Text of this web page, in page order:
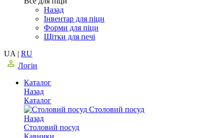
Назад
Інвентар для піци
Форми для піци
Щітки для печі
UA | RU
Логін
Каталог
Назад
Каталог
Столовий посуд
Назад
Столовий посуд
Кавники